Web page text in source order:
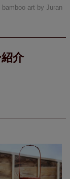
art by Juran